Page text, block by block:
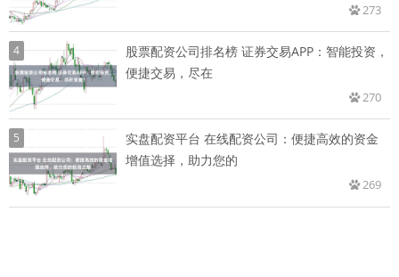
273
4
股票配资公司排名榜 证券交易APP：智能投资，
便捷交易，尽在
270
5
实盘配资平台 在线配资公司：便捷高效的资金
增值选择，助力您的
269